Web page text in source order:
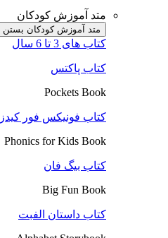
متد آموزش کودکان
متد آموزش کودکان بستن
کتاب های 3 تا 6 سال
کتاب پاکتس
Pockets Book
کتاب فونیکس فور کیدز
Phonics for Kids Book
کتاب بیگ فان
Big Fun Book
کتاب داستان الفبت